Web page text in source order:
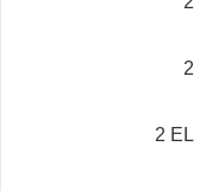
2
2 EL